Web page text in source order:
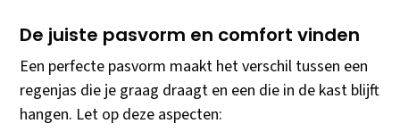
De juiste pasvorm en comfort vinden
Een perfecte pasvorm maakt het verschil tussen een
regenjas die je graag draagt en een die in de kast blijft
hangen. Let op deze aspecten: